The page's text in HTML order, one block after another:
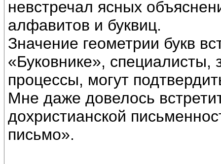
невстречал ясных
алфавитов и буквиц.
Значение геометрии букв
«Буковнике», специалисты,
процессы, могут
Мне даже довелось
дохристианской
письмо».